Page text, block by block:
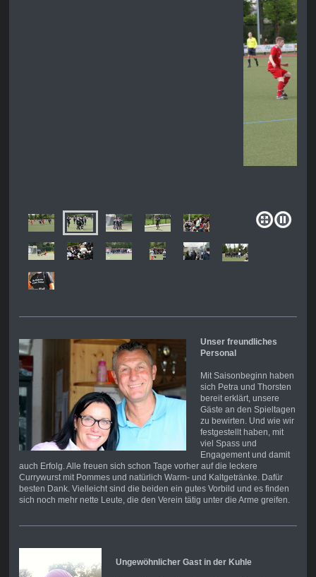
Unser freundliches
Personal
Mit Saisonbeginn haben
sich Petra und Thorsten
bereit erklärt, unsere
Gäste an den Spieltagen
zu bewirten. Und wie wir
festgestellt haben, mit
viel Spass und
Engagement und damit
auch Erfolg. Alle freuen sich schon Tage vorher auf die leckere
Currywurst mit Pommes und natürlich Warm- und Kaltgetränke. Dafür
besten Dank. Vielleicht sind die beiden ein gutes Vorbild und es finden
sich noch mehr nette Leute, die den Verein tätig unter die Arme greifen.
Ungewöhnlicher Gast in der Kuhle